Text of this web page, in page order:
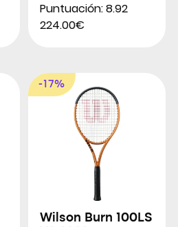
Puntuación: 8.92
224.00€
-17%
Wilson Burn 100LS